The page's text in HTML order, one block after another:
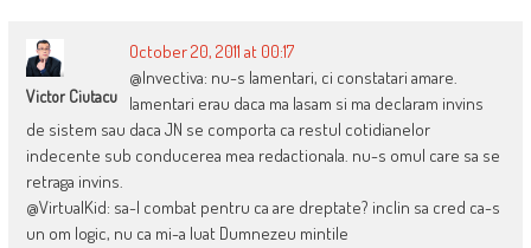
Victor Ciutacu
October 20, 2011 at 00:17
@Invectiva: nu-s lamentari, ci constatari amare.
lamentari erau daca ma lasam si ma declaram invins
de sistem sau daca JN se comporta ca restul cotidianelor
indecente sub conducerea mea redactionala. nu-s omul care sa se
retraga invins.
@VirtualKid: sa-l combat pentru ca are dreptate? inclin sa cred ca-s
un om logic, nu ca mi-a luat Dumnezeu mintile